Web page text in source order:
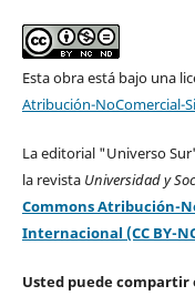
Esta obra está bajo una
Atribución-NoComercial-
La editorial "Universo
la revista Universidad y
Commons Atribución-
Internacional (CC BY-
Usted puede